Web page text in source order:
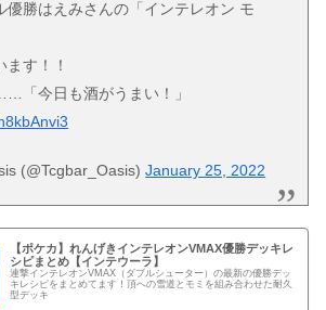
優勝はえみさんの「インテレオン モ
す！！
「今日も酒がうまい！」
(@Tcgbar_Oasis)January 25, 2022
【ポケカ】れんげきインテレオンVMAX優勝デッキレ
シピまとめ【インテウーラ】
連撃インテレオンVMAX（ダブルシューター）の最新の優勝デッ
キレシピをまとめてます！頂への雪道とモミを組み合わせた耐久
型デッキ